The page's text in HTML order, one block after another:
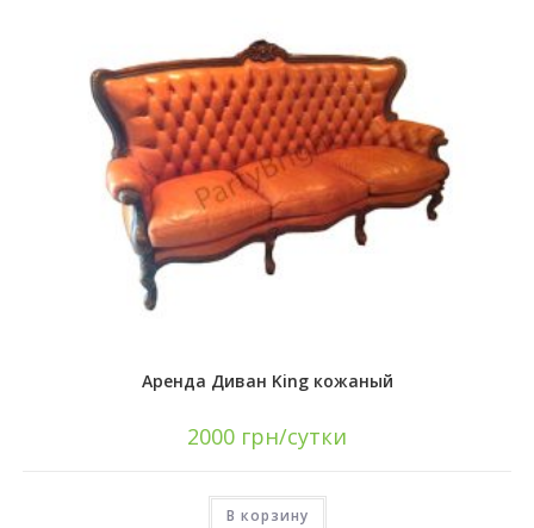
Аренда Диван King кожаный
2000 грн/сутки
В корзину